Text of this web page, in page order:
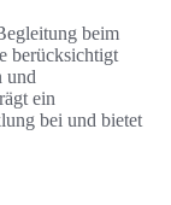
beim
berücksichtigt
und
ein
bei und bietet